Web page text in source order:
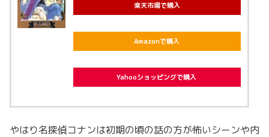
楽天市場で購入
Amazonで購入
Yahooショッピングで購入
やはり名探偵コナンは初期の頃の話の方が怖いシーンや内